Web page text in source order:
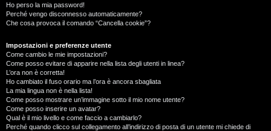
Ho perso la mia password!
Perché vengo disconnesso automaticamente?
Che cosa provoca il comando “Cancella cookie”?
Impostazioni e preferenze utente
Come cambio le mie impostazioni?
Come posso evitare di apparire nella lista degli utenti in linea?
L’ora non è corretta!
Ho cambiato il fuso orario ma l’ora è ancora sbagliata
La mia lingua non è nella lista!
Come posso mostrare un’immagine sotto il mio nome utente?
Come posso inserire un avatar?
Qual è il mio livello e come faccio a cambiarlo?
Perché quando clicco sul collegamento all’indirizzo di posta di un utente mi chiede di